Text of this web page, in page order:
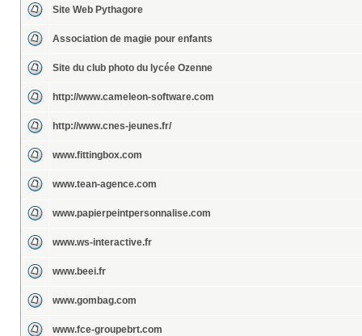
Site Web Pythagore
Association de magie pour enfants
Site du club photo du lycée Ozenne
http://www.cameleon-software.com
http://www.cnes-jeunes.fr/
www.fittingbox.com
www.tean-agence.com
www.papierpeintpersonnalise.com
www.ws-interactive.fr
www.beei.fr
www.gombag.com
www.fce-groupebrt.com